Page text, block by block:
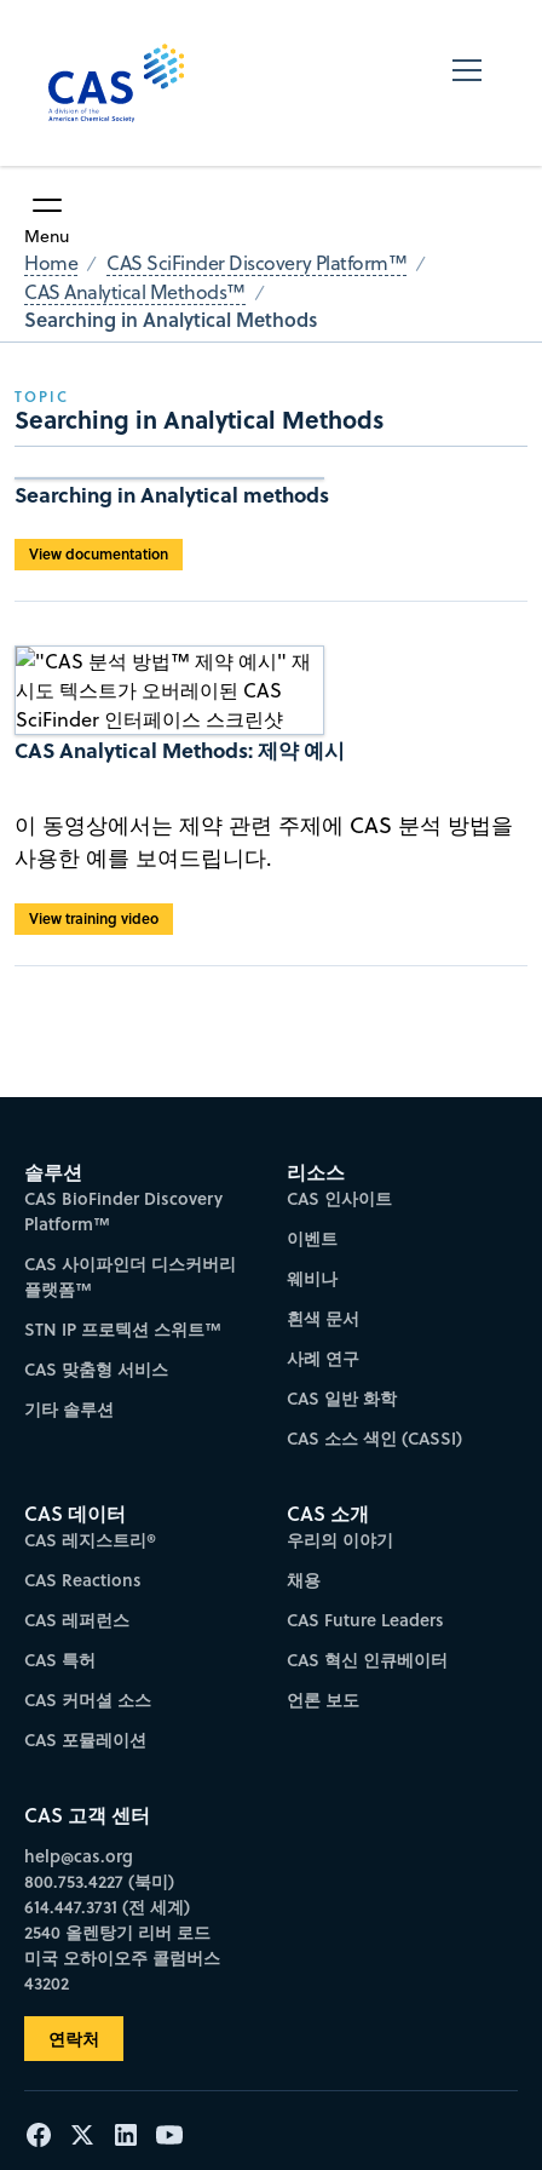
Menu
Home
CAS SciFinder Discovery Platform™
CAS Analytical Methods™
Searching in Analytical Methods
TOPIC
Searching in Analytical Methods
Searching in Analytical methods
View documentation
CAS Analytical Methods: 제약 예시
이 동영상에서는 제약 관련 주제에 CAS 분석 방법을
사용한 예를 보여드립니다.
View training video
솔루션
CAS BioFinder Discovery
Platform™
CAS 사이파인더 디스커버리
플랫폼™
STN IP 프로텍션 스위트™
CAS 맞춤형 서비스
기타 솔루션
리소스
CAS 인사이트
이벤트
웨비나
흰색 문서
사례 연구
CAS 일반 화학
CAS 소스 색인 (CASSI)
CAS 데이터
CAS 레지스트리®
CAS Reactions
CAS 레퍼런스
CAS 특허
CAS 커머셜 소스
CAS 포뮬레이션
CAS 소개
우리의 이야기
채용
CAS Future Leaders
CAS 혁신 인큐베이터
언론 보도
CAS 고객 센터
help@cas.org
800.753.4227 (북미)
614.447.3731 (전 세계)
2540 올렌탕기 리버 로드
미국 오하이오주 콜럼버스
43202
연락처